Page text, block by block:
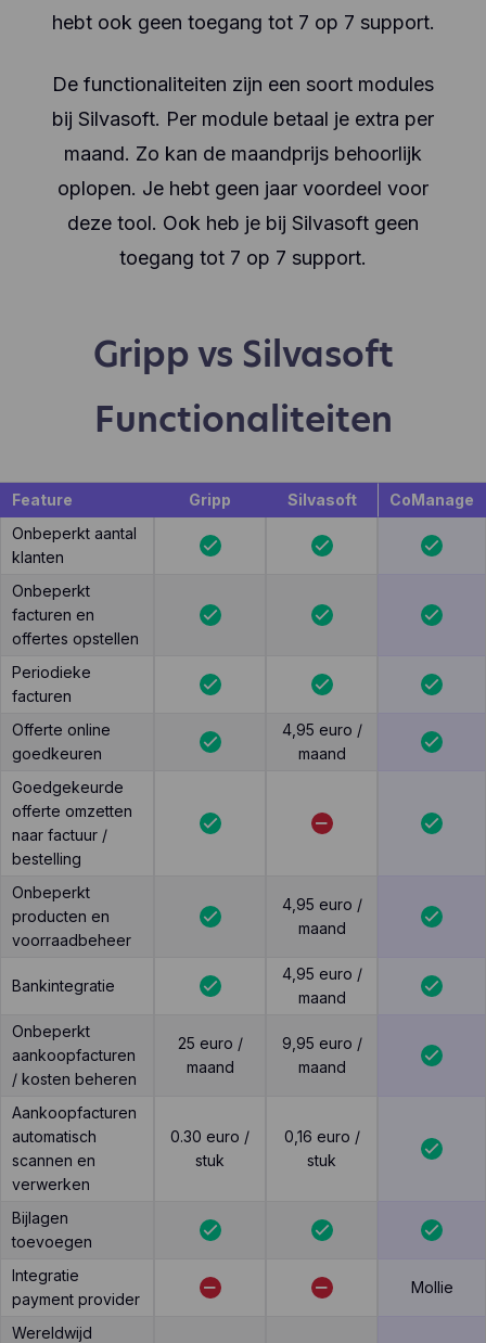
hebt ook geen toegang tot 7 op 7 support.
De functionaliteiten zijn een soort modules
bij Silvasoft. Per module betaal je extra per
maand. Zo kan de maandprijs behoorlijk
oplopen. Je hebt geen jaar voordeel voor
deze tool. Ook heb je bij Silvasoft geen
toegang tot 7 op 7 support.
Gripp vs Silvasoft
Functionaliteiten
Feature Gripp Silvasoft
CoManage
Onbeperkt aantal
klanten
Onbeperkt
facturen en
offertes opstellen
Periodieke
facturen
Offerte online
goedkeuren
4,95 euro /
maand
Goedgekeurde
offerte omzetten
naar factuur /
bestelling
Onbeperkt
producten en
voorraadbeheer
4,95 euro /
maand
Bankintegratie
4,95 euro /
maand
Onbeperkt
aankoopfacturen
/ kosten beheren
25 euro /
maand
9,95 euro /
maand
Aankoopfacturen
automatisch
scannen en
verwerken
0.30 euro /
stuk
0,16 euro /
stuk
Bijlagen
toevoegen
Integratie
payment provider
Mollie
Wereldwijd